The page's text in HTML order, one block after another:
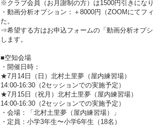
※クラブ会員（お月謝制の方）は1500円引きになり
・動画分析オプション：＋8000円（ZOOMにて
た。
⇒希望する方はお申込フォームの「動画分析オプ
します。
■空知会場
・開催日時：
★7月14日（日）北村土里夢（屋内練習場）
14:00-16:30（2セッションでの実施予定）
★7月15日（祝月）北村土里夢（屋内練習場）
14:00-16:30（2セッションでの実施予定）
・会場：「北村土里夢（屋内練習場）」
・定員：小学3年生〜小学6年生（18名）